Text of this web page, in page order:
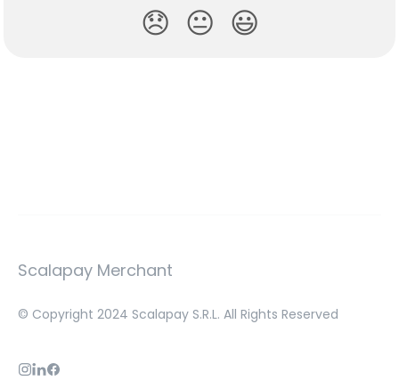
😞 😐 😃
Scalapay Merchant
© Copyright 2024 Scalapay S.R.L. All Rights Reserved